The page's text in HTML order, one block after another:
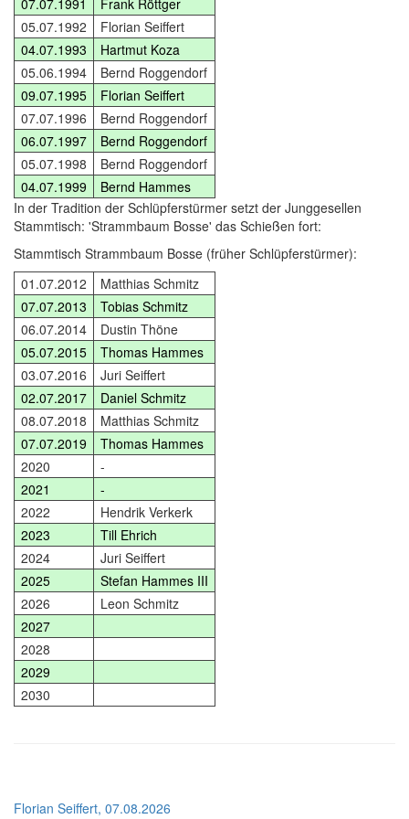
07.07.1991
Frank Röttger
05.07.1992
Florian Seiffert
04.07.1993
Hartmut Koza
05.06.1994
Bernd Roggendorf
09.07.1995
Florian Seiffert
07.07.1996
Bernd Roggendorf
06.07.1997
Bernd Roggendorf
05.07.1998
Bernd Roggendorf
04.07.1999
Bernd Hammes
In der Tradition der Schlüpferstürmer setzt der Junggesellen
Stammtisch: 'Strammbaum Bosse' das Schießen fort:
Stammtisch Strammbaum Bosse (früher Schlüpferstürmer):
01.07.2012
Matthias Schmitz
07.07.2013
Tobias Schmitz
06.07.2014
Dustin Thöne
05.07.2015
Thomas Hammes
03.07.2016
Juri Seiffert
02.07.2017
Daniel Schmitz
08.07.2018
Matthias Schmitz
07.07.2019
Thomas Hammes
2020
-
2021
-
2022
Hendrik Verkerk
2023
Till Ehrich
2024
Juri Seiffert
2025
Stefan Hammes III
2026
Leon Schmitz
2027
2028
2029
2030
Florian Seiffert, 07.08.2026